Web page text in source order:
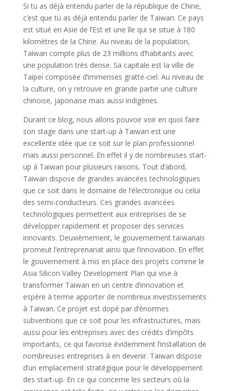
Si tu as déjà entendu parler de la république de Chine,
c’est que tu as déjà entendu parler de Taiwan. Ce pays
est situé en Asie de l’Est et une île qui se situe à 180
kilomètres de la Chine. Au niveau de la population,
Taiwan compte plus de 23 millions d’habitants avec
une population très dense. Sa capitale est la ville de
Taipei composée d’immenses gratte-ciel. Au niveau de
la culture, on y retrouve en grande partie une culture
chinoise, japonaise mais aussi indigènes.
Durant ce blog, nous allons pouvoir voir en quoi faire
son stage dans une start-up à Taiwan est une
excellente idée que ce soit sur le plan professionnel
mais aussi personnel. En effet il y de nombreuses start-
up à Taiwan pour plusieurs raisons. Tout d’abord,
Taiwan dispose de grandes avancées technologiques
que ce soit dans le domaine de l’électronique ou celui
des semi-conducteurs. Ces grandes avancées
technologiques permettent aux entreprises de se
développer rapidement et proposer des services
innovants. Deuxièmement, le gouvernement taïwanais
promeut l’entreprenariat ainsi que l’innovation. En effet
le gouvernement à mis en place des projets comme le
Asia Silicon Valley Development Plan qui vise à
transformer Taiwan en un centre d’innovation et
espère à terme apporter de nombreux investissements
à Taiwan. Ce projet est dopé par d’énormes
subventions que ce soit pour les infrastructures, mais
aussi pour les entreprises avec des crédits d’impôts
importants, ce qui favorise évidemment l’installation de
nombreuses entreprises à en devenir. Taiwan dispose
d’un emplacement stratégique pour le développement
des start-up. En ce qui concerne les secteurs où la